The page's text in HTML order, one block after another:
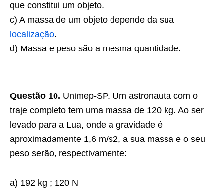
que constitui um objeto.
c) A massa de um objeto depende da sua
localização.
d) Massa e peso são a mesma quantidade.
Questão 10. Unimep-SP. Um astronauta com o
traje completo tem uma massa de 120 kg. Ao ser
levado para a Lua, onde a gravidade é
aproximadamente 1,6 m/s2, a sua massa e o seu
peso serão, respectivamente:
a) 192 kg ; 120 N